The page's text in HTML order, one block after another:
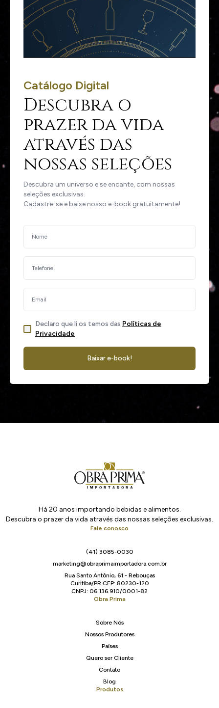
Catálogo Digital
Descubra o
prazer da vida
através das
nossas seleções
Descubra um universo e se encante, com nossas
seleções exclusivas.
Cadastre-se e baixe nosso e-book gratuitamente!
Declaro que li os temos das Políticas de
Privacidade
Baixar e-book!
Há 20 anos importando bebidas e alimentos.
Descubra o prazer da vida através das nossas seleções exclusivas.
Fale conosco
(41) 3085-0030
marketing@obraprimaimportadora.com.br
Rua Santo Antônio, 61 - Rebouças
Curitiba/PR CEP: 80230-120
CNPJ: 06.136.910/0001-82
Obra Prima
Sobre Nós
Nossos Produtores
Países
Quero ser Cliente
Contato
Blog
Produtos